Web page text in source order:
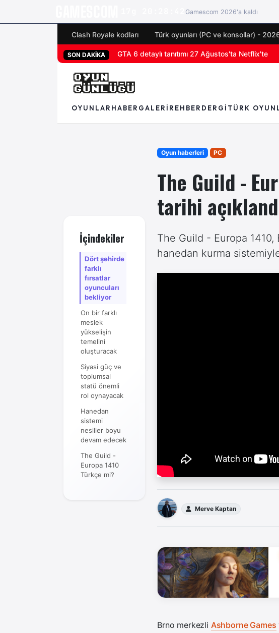
Gamescom 2026'a kaldı
Clash Royale kodları Türk oyunları (PC ve konsollar) -
SON DAKİKA San Diego Comic-Con 2026 tüm oyun duyuruları
OYUNLAR HABER GALERI REHBER DERGI TÜRK
İçindekiler
Dört şehirde
farklı
fırsatlar
oyuncuları
bekliyor
On bir farklı
meslek
yükselişin
temelini
oluşturacak
Siyasi güç ve
toplumsal
statü önemli
rol oynayacak
Hanedan
sistemi
nesiller boyu
devam edecek
The Guild -
Europa 1410
Türkçe mi?
Oyun haberleri PC
The Guild -
tarihi
The Guild - Europa 1410,
hanedan kurma
Merve Kaptan
Brno merkezli Ashborne Games